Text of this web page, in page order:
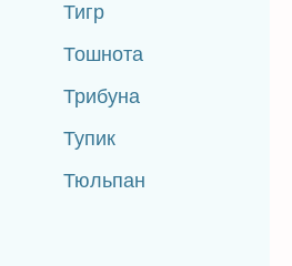
Тигр
Тошнота
Трибуна
Тупик
Тюльпан